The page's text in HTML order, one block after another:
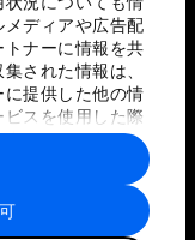
ディアや広告配
ナーに情報を共
された情報は、
提供した他の情
スを使用した際
合わされ、各パー
ことがありま
用規約